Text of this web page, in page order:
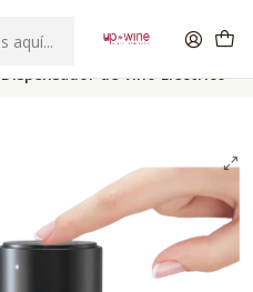
Dispensador de Vino Eléctrico